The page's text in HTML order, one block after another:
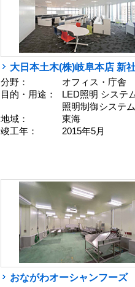
大日本土木(株)岐阜本店 新
分野：
オフィス・庁舎
目的・用途：
LED照明 システ
照明制御システム
地域：
東海
竣工年：
2015年5月
おながわオーシャンフーズ